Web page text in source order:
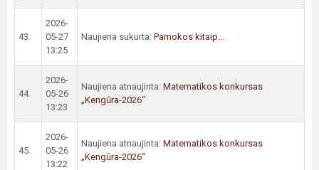
43.
2026-
05-27
13:25
Naujiena sukurta: Pamokos kitaip...
44.
2026-
05-26
13:23
Naujiena atnaujinta: Matematikos konkursas
„Kengūra-2026“
45.
2026-
05-26
13:22
Naujiena atnaujinta: Matematikos konkursas
„Kengūra-2026“